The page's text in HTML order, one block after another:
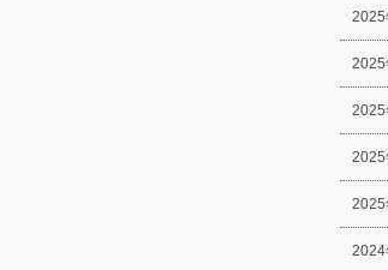
2025
2025
2025
2025
2025
2024